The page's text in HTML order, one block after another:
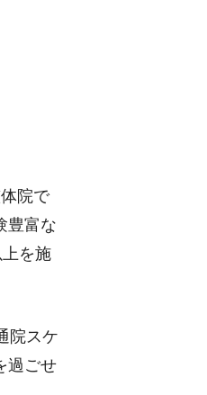
院で
豊富な
を施
院スケ
過ごせ